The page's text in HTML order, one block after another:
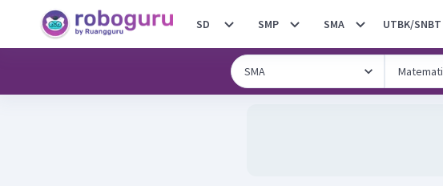
SD SMP SMA UTBK/SNBT